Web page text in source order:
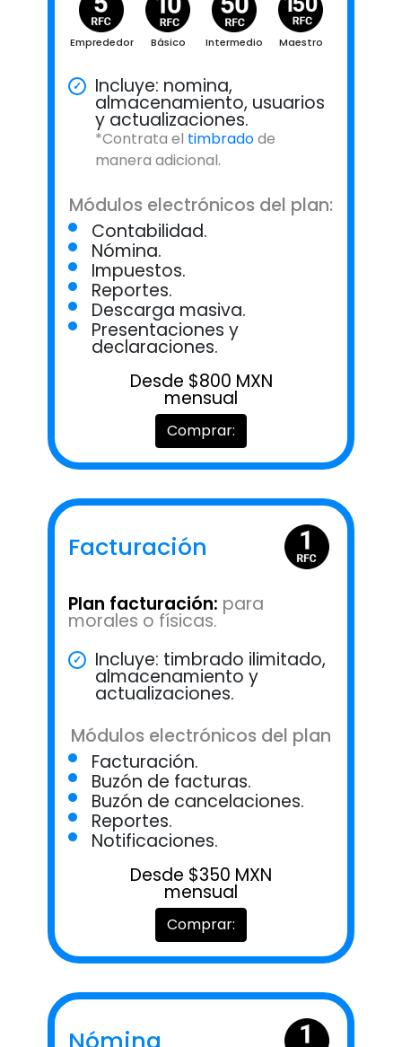
Emprededor Básico Intermedio Maestro
Incluye: nomina,
almacenamiento, usuarios
y actualizaciones.
*Contrata el timbradode
manera adicional.
Módulos electrónicos del plan:
Contabilidad.
Nómina.
Impuestos.
Reportes.
Descarga masiva.
Presentaciones y
declaraciones.
Desde $800 MXN
mensual
Comprar:
Facturación
Plan facturación: para
morales o físicas.
Incluye: timbrado ilimitado,
almacenamiento y
actualizaciones.
Módulos electrónicos del plan
Facturación.
Buzón de facturas.
Buzón de cancelaciones.
Reportes.
Notificaciones.
Desde $350 MXN
mensual
Comprar: